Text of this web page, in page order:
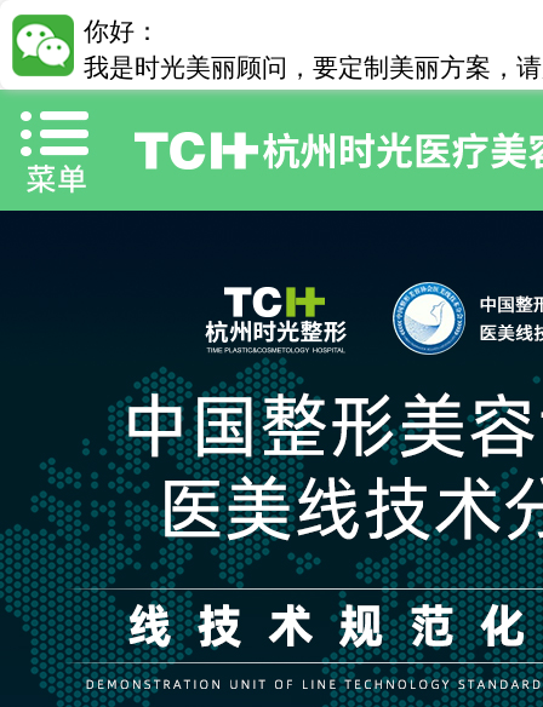
你好：
我是时光美丽顾问，要定制美丽方案，